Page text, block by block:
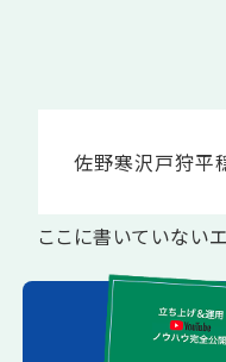
佐野寒沢戸狩平
ここに書いていない